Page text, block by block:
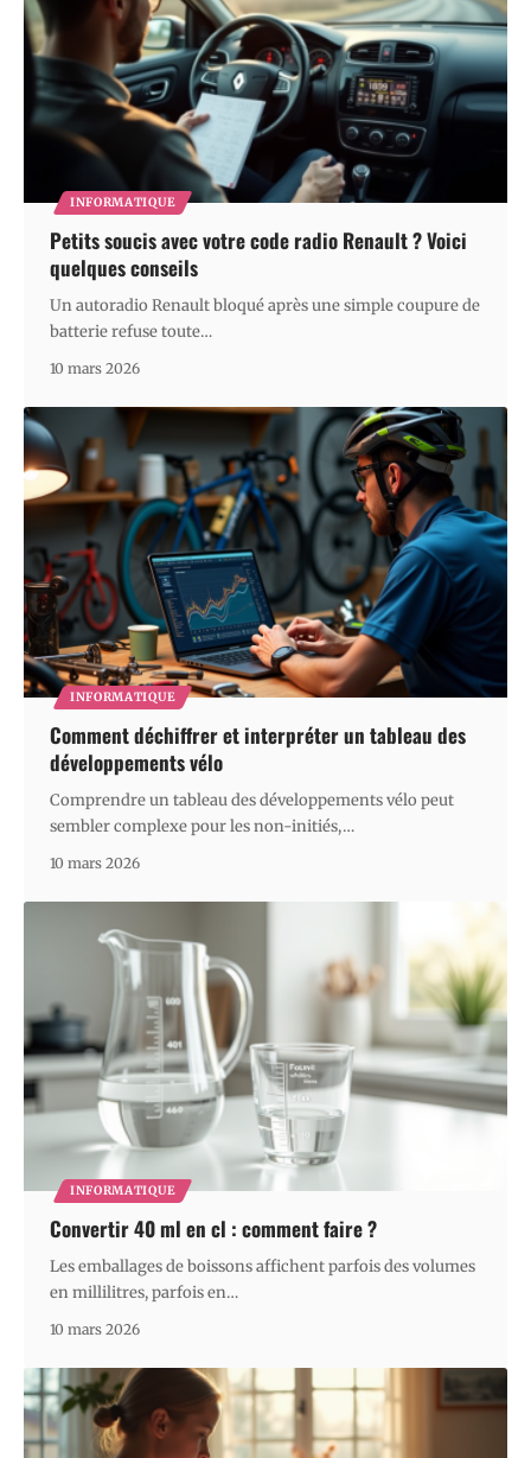
INFORMATIQUE
Petits soucis avec votre code radio Renault ? Voici
quelques conseils
Un autoradio Renault bloqué après une simple coupure de
batterie refuse toute…
10 mars 2026
INFORMATIQUE
Comment déchiffrer et interpréter un tableau des
développements vélo
Comprendre un tableau des développements vélo peut
sembler complexe pour les non-initiés,…
10 mars 2026
INFORMATIQUE
Convertir 40 ml en cl : comment faire ?
Les emballages de boissons affichent parfois des volumes
en millilitres, parfois en…
10 mars 2026